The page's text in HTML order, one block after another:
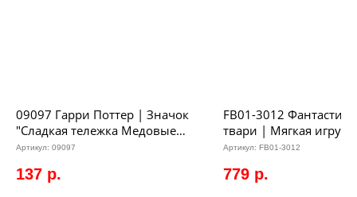
09097 Гарри Поттер | Значок
"Сладкая тележка Медовые
сладости", р-р 3,7х3,2см
Артикул: 09097
137 р.
FB01-3012
твари | Мягкая
Лукотрус, 20см
Артикул: FB01-3012
779 р.